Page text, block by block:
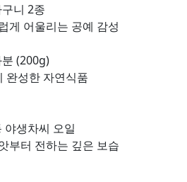
니 2종
게 어울리는 공예 감성
(200g)
완성한 자연식품
야생차씨 오일
부터 전하는 깊은 보습